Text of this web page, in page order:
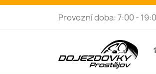
Provozní doba: 7:00 -